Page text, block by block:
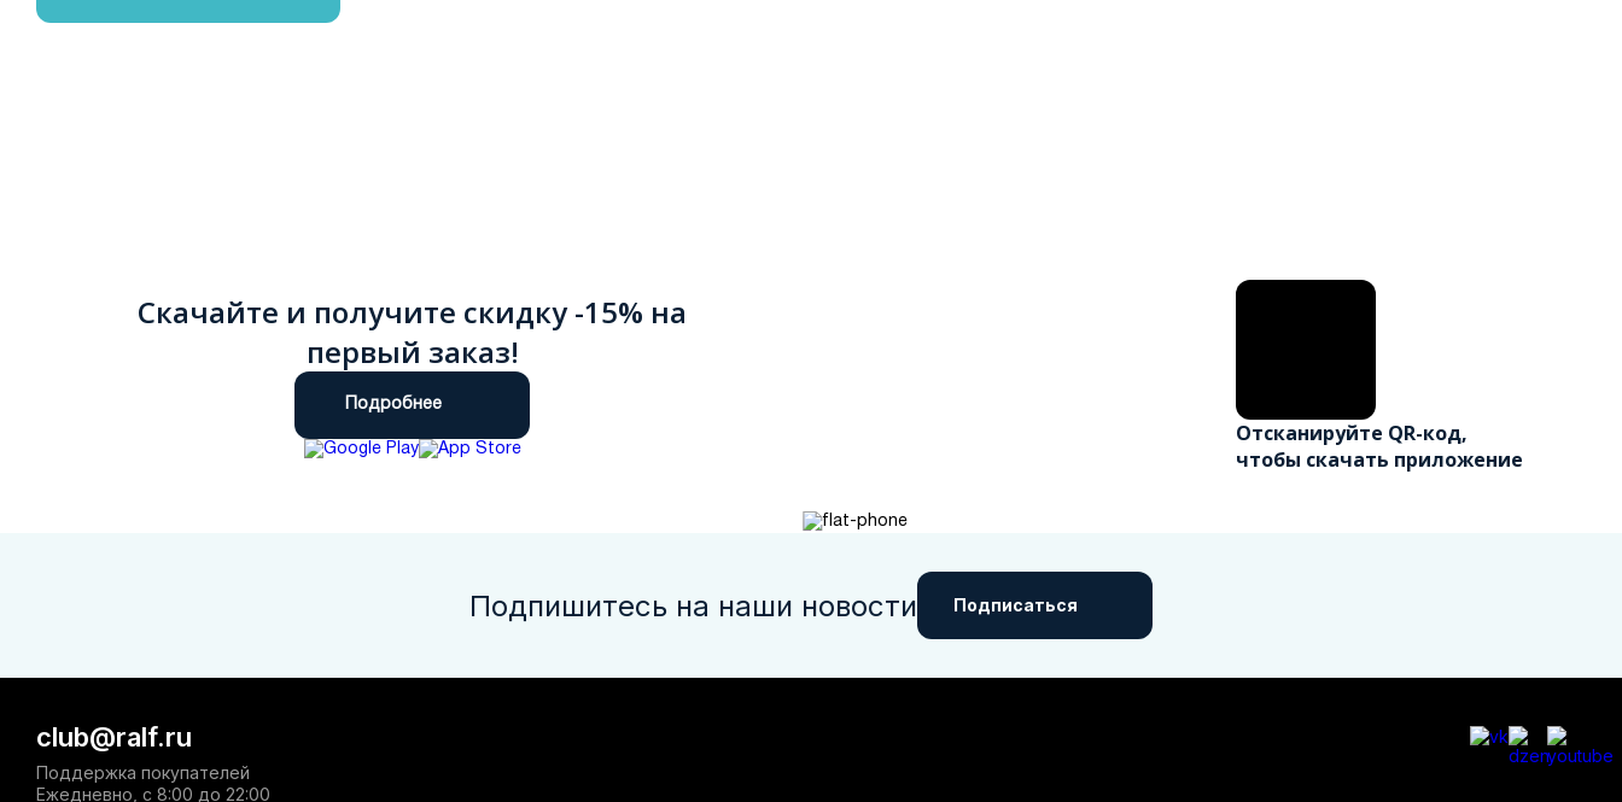
Скачайте и получите скидку -15% на
первый заказ!
Подробнее
Отсканируйте QR-код,
чтобы скачать приложение
Подпишитесь на наши новости Подписаться
club@ralf.ru
Поддержка покупателей
Ежедневно, с 8:00 до 22:00